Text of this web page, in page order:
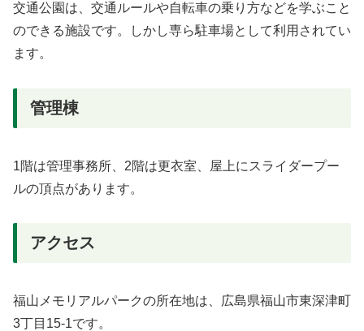
交通公園は、交通ルールや自転車の乗り方などを学ぶこと
のできる施設です。しかし専ら駐車場として利用されてい
ます。
管理棟
1階は管理事務所、2階は更衣室、屋上にスライダープー
ルの頂点があります。
アクセス
福山メモリアルパークの所在地は、広島県福山市東深津町
3丁目15-1です。